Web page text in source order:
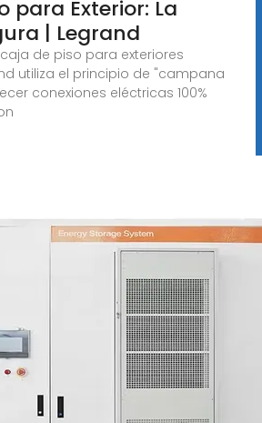
para Exterior: La
| Legrand
de piso para exteriores
utiliza el principio de "campana
conexiones eléctricas 100%